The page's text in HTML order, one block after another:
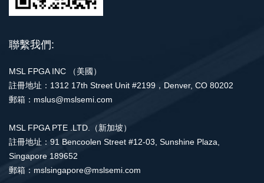
聯繫我們:
MSL FPGA INC （美國）
註冊地址：1312 17th Street Unit #2199，Denver, CO 80202
郵箱：mslus@mslsemi.com
MSL FPGA PTE .LTD.（新加坡）
註冊地址：91 Bencoolen Street #12-03, Sunshine Plaza,
Singapore 189652
郵箱：mslsingapore@mslsemi.com